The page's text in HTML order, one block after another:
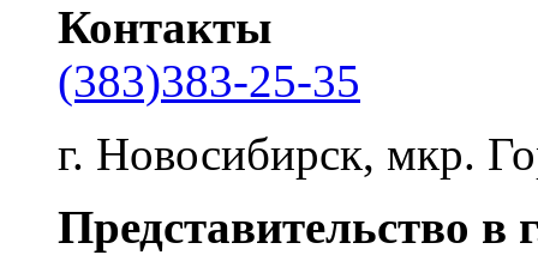
Контакты
(383)383-25-35
г. Новосибирск, мкр.
Представительство в